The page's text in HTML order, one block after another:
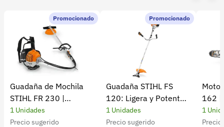
Subcategoría:Cajas y juegos de herramientas
0 calificaciones
5 Estrellas
4 Estrellas
3 Estrellas
2 Estrellas
1 Estrellas
Promocionado
Guadaña de Mochila
STIHL FR 230 |
Potencia y rendimiento
1 Unidades
Precio sugerido
Promocionado
Guadaña STIHL FS
120: Ligera y Potente
para el Campo
1 Unidades
Precio sugerido
162 |
1